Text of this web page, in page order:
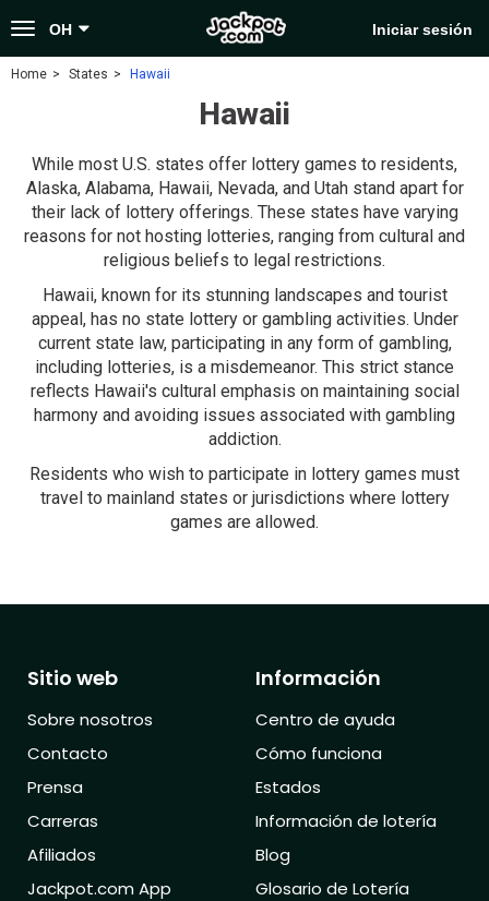
Toggle
navigation
OH Iniciar sesión
Home States Hawaii
Hawaii
While most U.S. states offer lottery games to residents,
Alaska, Alabama, Hawaii, Nevada, and Utah stand apart for
their lack of lottery offerings. These states have varying
reasons for not hosting lotteries, ranging from cultural and
religious beliefs to legal restrictions.
Hawaii, known for its stunning landscapes and tourist
appeal, has no state lottery or gambling activities. Under
current state law, participating in any form of gambling,
including lotteries, is a misdemeanor. This strict stance
reflects Hawaii's cultural emphasis on maintaining social
harmony and avoiding issues associated with gambling
addiction.
Residents who wish to participate in lottery games must
travel to mainland states or jurisdictions where lottery
games are allowed.
Sitio web
Sobre nosotros
Contacto
Prensa
Carreras
Afiliados
Jackpot.com App
Información
Centro de ayuda
Cómo funciona
Estados
Información de lotería
Blog
Glosario de Lotería